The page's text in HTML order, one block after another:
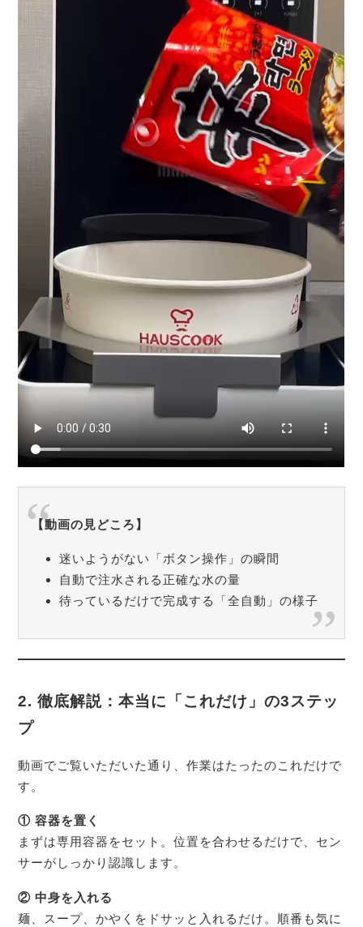
【動画の見どころ】
迷いようがない「ボタン操作」の瞬間
自動で注水される正確な水の量
待っているだけで完成する「全自動」の様子
2. 徹底解説：本当に「これだけ」の3ステッ
プ
動画でご覧いただいた通り、作業はたったのこれだけで
す。
① 容器を置く
まずは専用容器をセット。位置を合わせるだけで、セン
サーがしっかり認識します。
② 中身を入れる
麺、スープ、かやくをドサッと入れるだけ。順番も気に